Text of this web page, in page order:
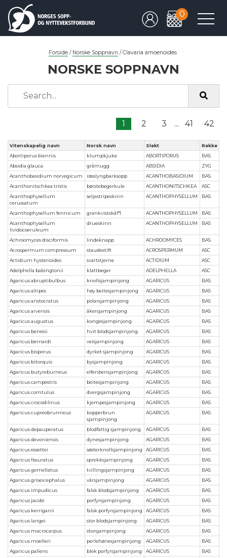
0
Forside / Norske Soppnavn / Clavaria amoenoides
NORSKE SOPPNAVN
1 2 3 ... 41 42
Vitenskapelig navn Norsk navn Slekt
Rekke
Abortiporus biennis
klumpkjuke ABORTIPORUS
BAS
Absidia glauca
gråmugg ABSIDIA
ZYG
Acanthobasidium norvegicum
røsslyngbarksopp ACANTHOBASIDIUM
BAS
Acanthonitschkea tristis
børstebegerkule ACANTHONITSCHKEA
ASC
Acanthophysellum
cerussatum
seljestripeskinn ACANTHOPHYSELLUM BAS
Acanthophysellum fennicum grankvistskål*1 ACANTHOPHYSELLUM
BAS
Acanthophysellum
lividocoeruleum
drueskinn ACANTHOPHYSELLUM BAS
Achroomyces disciformis lindeknapp ACHROOMYCES
BAS
Acrospermum compressum
staudestift ACROSPERMUM
ASC
Actidium hysterioides
svartstjerne ACTIDIUM
ASC
Adelphella babingtonii
klattbeger ADELPHELLA
ASC
Agaricus abruptibulbus
knollsjampinjong AGARICUS
BAS
Agaricus altipes
høy beitesjampinjong AGARICUS
BAS
Agaricus aristocratus
polarsjampinjong AGARICUS
BAS
Agaricus arvensis
åkersjampinjong AGARICUS
BAS
Agaricus augustus
kongesjampinjong AGARICUS
BAS
Agaricus benesii
hvit blodsjampinjong AGARICUS
BAS
Agaricus bernardi
veisjampinjong AGARICUS
BAS
Agaricus bisporus
dyrket sjampinjong AGARICUS
BAS
Agaricus bitorquis
bysjampinjong AGARICUS
BAS
Agaricus butyreburneus
elfenbensjampinjong AGARICUS
BAS
Agaricus campestris
beitesjampinjong AGARICUS
BAS
Agaricus comtulus
dvergsjampinjong AGARICUS
BAS
Agaricus crocodilinus
kjempesjampinjong AGARICUS
BAS
Agaricus cupreobrunneus
kopperbrun
sjampinjong
AGARICUS BAS
Agaricus depauperatus blodfattig sjampinjong AGARICUS
BAS
Agaricus devoniensis
dynesjampinjong AGARICUS
BAS
Agaricus essettei
søsterknollsjampinjong AGARICUS
BAS
Agaricus fissuratus
sprekksjampinjong AGARICUS
BAS
Agaricus gemellatus
tvillingsjampinjong AGARICUS
BAS
Agaricus griseicephalus
vårsjampinjong AGARICUS
BAS
Agaricus impudicus
falsk blodsjampinjong AGARICUS
BAS
Agaricus jacobi
porfyrsjampinjong AGARICUS
BAS
Agaricus kerriganii
falsk porfyrsjampinjong AGARICUS
BAS
Agaricus langei
stor blodsjampinjong AGARICUS
BAS
Agaricus macrocarpus
storsjampinjong AGARICUS
BAS
Agaricus moelleri
perlehønesjampinjong AGARICUS
BAS
Agaricus pallens
blek porfyrsjampinjong AGARICUS
BAS